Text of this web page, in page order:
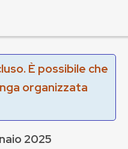
È possibile che
organizzata
2025